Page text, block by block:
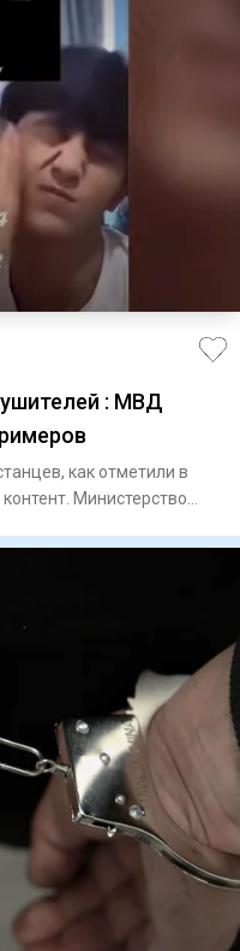
: МВД
как отметили в
Министерство